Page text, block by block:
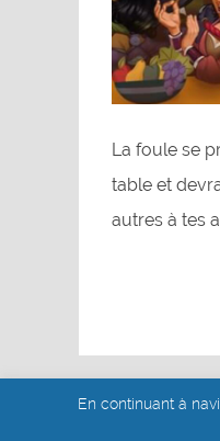
La foule se
table et
autres à tes
© akoa tujou 2019 -
En continuant à